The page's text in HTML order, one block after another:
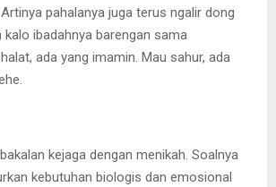
pahalanya juga terus ngalir dong
kalo ibadahnya barengan sama
ada yang imamin. Mau sahur, ada
kejaga dengan menikah. Soalnya
kebutuhan biologis dan emosional